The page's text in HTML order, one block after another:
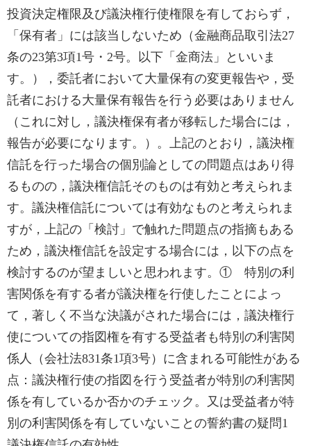
投資決定権限及び議決権行使権限を有しておらず，
「保有者」には該当しないため（金融商品取引法27
条の23第3項1号・2号。以下「金商法」といいま
す。），委託者において大量保有の変更報告や，受
託者における大量保有報告を行う必要はありません
（これに対し，議決権保有者が移転した場合には，
報告が必要になります。）。上記のとおり，議決権
信託を行った場合の個別論としての問題点はあり得
るものの，議決権信託そのものは有効と考えられま
す。議決権信託については有効なものと考えられま
すが，上記の「検討」で触れた問題点の指摘もある
ため，議決権信託を設定する場合には，以下の点を
検討するのが望ましいと思われます。① 特別の利
害関係を有する者が議決権を行使したことによっ
て，著しく不当な決議がされた場合には，議決権行
使についての指図権を有する受益者も特別の利害関
係人（会社法831条1項3号）に含まれる可能性がある
点：議決権行使の指図を行う受益者が特別の利害関
係を有しているか否かのチェック。又は受益者が特
別の利害関係を有していないことの誓約書の疑問1